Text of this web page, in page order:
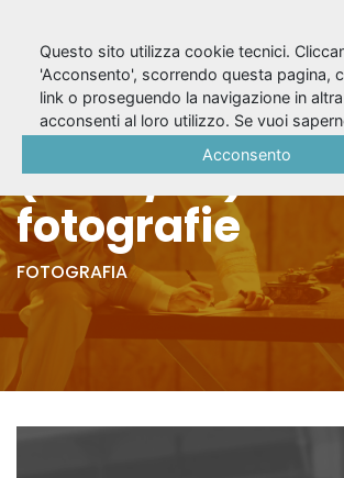
Dossier
(2007/08) - 31
fotografie
FOTOGRAFIA
Questo sito utilizza cookie tecnici.
'Acconsento', scorrendo questa pagina,
link o proseguendo la navigazione in
acconsenti al loro utilizzo. Se vuoi
Acconsento